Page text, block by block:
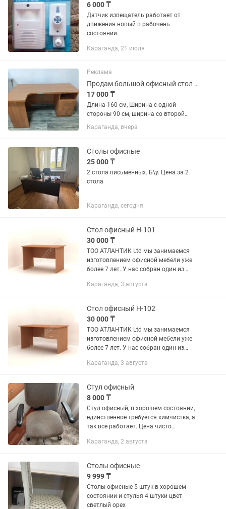
6 000 ₸
Датчик извещатель работает от
движения новый в рабочень
состоянии.
Караганда, 21 июля
Реклама
Продам большой офисный стол б/у. Торг
17 000 ₸
Длина 160 см, Ширина с одной
стороны 90 см, ширина со второй
стороны 60 см, высота 78 см Три
ящика
Караганда, вчера
Столы офисные
25 000 ₸
2 стола письменных. Б\у. Цена за 2
стола
Караганда, сегодня
Стол офисный Н-101
30 000 ₸
ТОО АТЛАНТИК Ltd мы занимаемся
изготовлением офисной мебели уже
более 7 лет. У нас собран один из
каталогов офисной мебели в
мы...
Караганда, 3 августа
Стол офисный Н-102
30 000 ₸
ТОО АТЛАНТИК Ltd мы занимаемся
изготовлением офисной мебели уже
более 7 лет. У нас собран один из
каталогов офисной мебели в
мы...
Караганда, 3 августа
Стул офисный
8 000 ₸
Стул офисный, в хорошем состоянии,
единственное требуется химчистка, а
так все работает. Цена чисто
Караганда, 2 августа
Столы офисные
9 999 ₸
Столы офисные 5 штук в хорошем
состоянии и стулья 4 штуки цвет
светлый орех